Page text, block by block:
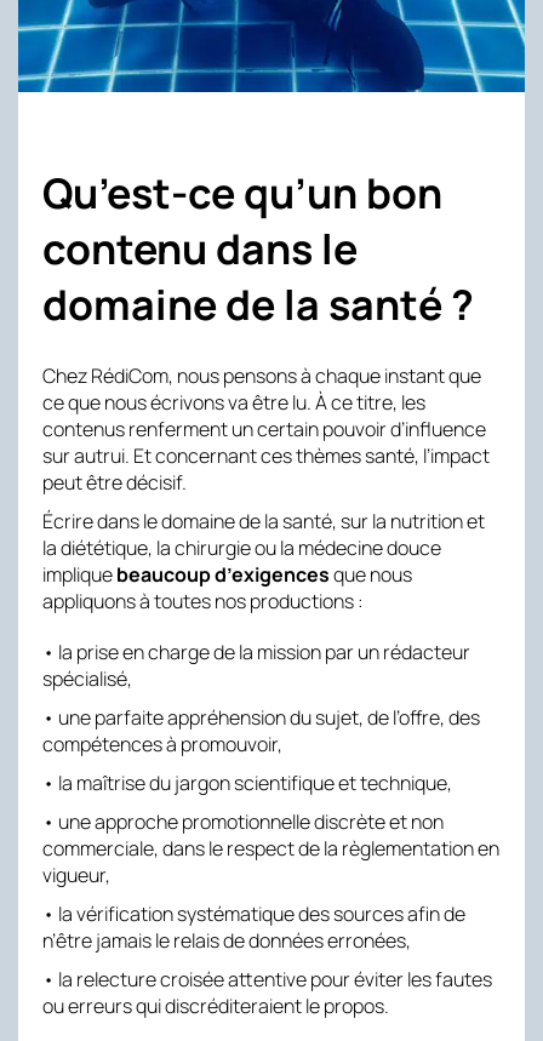
Qu’est-ce qu’un bon
contenu dans le
domaine de la santé ?
Chez RédiCom, nous pensons à chaque instant que
ce que nous écrivons va être lu. À ce titre, les
contenus renferment un certain pouvoir d’influence
sur autrui. Et concernant ces thèmes santé, l’impact
peut être décisif.
Écrire dans le domaine de la santé, sur la nutrition et
la diététique, la chirurgie ou la médecine douce
impliquebeaucoup d’exigencesque nous
appliquons à toutes nos productions :
• la prise en charge de la mission par un rédacteur
spécialisé,
• une parfaite appréhension du sujet, de l’offre, des
compétences à promouvoir,
• la maîtrise du jargon scientifique et technique,
• une approche promotionnelle discrète et non
commerciale, dans le respect de la règlementation en
vigueur,
• la vérification systématique des sources afin de
n’être jamais le relais de données erronées,
• la relecture croisée attentive pour éviter les fautes
ou erreurs qui discréditeraient le propos.